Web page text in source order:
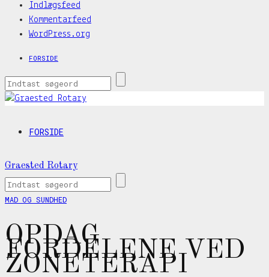
Indlægsfeed
Kommentarfeed
WordPress.org
FORSIDE
FORSIDE
Graested Rotary
MAD OG SUNDHED
OPDAG
FORDELENE VED
ZONETERAPI